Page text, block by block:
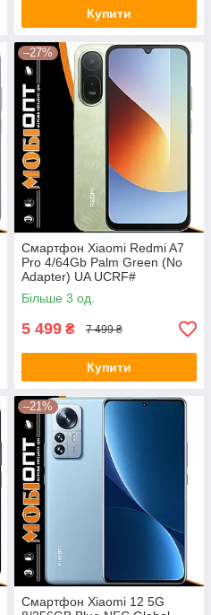
Купити
–27%
Смартфон Xiaomi Redmi A7
Pro 4/64Gb Palm Green (No
Adapter) UA UCRF#
Більше 3 од.
5 499 ₴ 7 499 ₴
Купити
–21%
Смартфон Xiaomi 12 5G